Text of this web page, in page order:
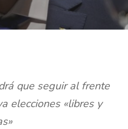
que seguir al frente
elecciones «libres y